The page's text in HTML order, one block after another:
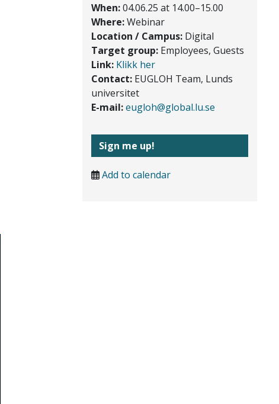
When:04.06.25 at 14.00–15.00
Where:Webinar
Location / Campus:Digital
Target group:Employees, Guests
Link: Klikk her
Contact:EUGLOH Team, Lunds
universitet
E-mail:eugloh@global.lu.se
Sign me up!
Add to calendar